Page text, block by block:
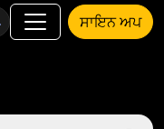
ਸਾਇਨ ਅਪ